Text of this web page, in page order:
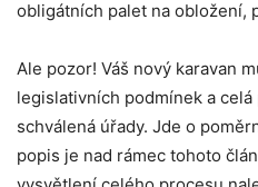
obligátních palet na obložení,
Ale pozor! Váš nový karavan
legislativních podmínek a
schválená úřady. Jde o
popis je nad rámec tohoto